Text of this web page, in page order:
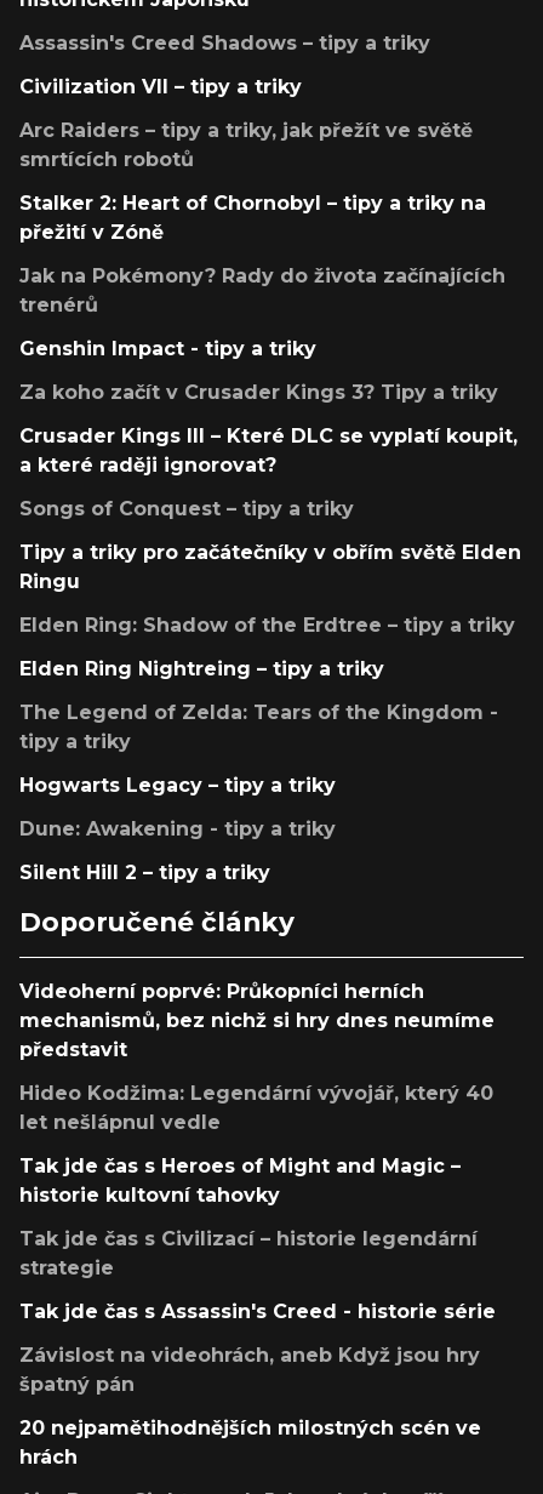
Assassin's Creed Shadows – tipy a triky
Civilization VII – tipy a triky
Arc Raiders – tipy a triky, jak přežít ve světě
smrtících robotů
Stalker 2: Heart of Chornobyl – tipy a triky na
přežití v Zóně
Jak na Pokémony? Rady do života začínajících
trenérů
Genshin Impact - tipy a triky
Za koho začít v Crusader Kings 3? Tipy a triky
Crusader Kings III – Které DLC se vyplatí koupit,
a které raději ignorovat?
Songs of Conquest – tipy a triky
Tipy a triky pro začátečníky v obřím světě Elden
Ringu
Elden Ring: Shadow of the Erdtree – tipy a triky
Elden Ring Nightreing – tipy a triky
The Legend of Zelda: Tears of the Kingdom -
tipy a triky
Hogwarts Legacy – tipy a triky
Dune: Awakening - tipy a triky
Silent Hill 2 – tipy a triky
Doporučené články
Videoherní poprvé: Průkopníci herních
mechanismů, bez nichž si hry dnes neumíme
představit
Hideo Kodžima: Legendární vývojář, který 40
let nešlápnul vedle
Tak jde čas s Heroes of Might and Magic –
historie kultovní tahovky
Tak jde čas s Civilizací – historie legendární
strategie
Tak jde čas s Assassin's Creed - historie série
Závislost na videohrách, aneb Když jsou hry
špatný pán
20 nejpamětihodnějších milostných scén ve
hrách